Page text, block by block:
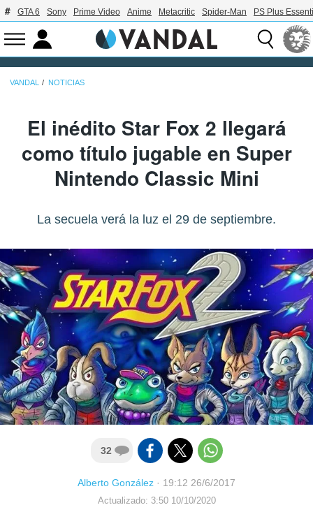
GTA 6 Sony Prime Video Anime Metacritic Spider-Man PS Plus
VANDAL NOTICIAS
El inédito Star Fox 2 llegará
como título jugable en Super
Nintendo Classic Mini
La secuela verá la luz el 29 de septiembre.
32
Alberto González · 19:12 26/6/2017
Actualizado: 3:50 10/10/2020